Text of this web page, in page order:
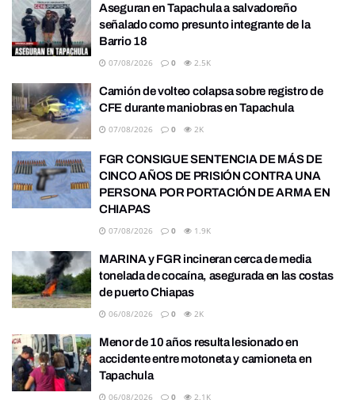
Aseguran en Tapachula a salvadoreño
señalado como presunto integrante de la
Barrio 18
07/08/2026 0 2.5K
Camión de volteo colapsa sobre registro de
CFE durante maniobras en Tapachula
07/08/2026 0 2K
FGR CONSIGUE SENTENCIA DE MÁS DE
CINCO AÑOS DE PRISIÓN CONTRA UNA
PERSONA POR PORTACIÓN DE ARMA EN
CHIAPAS
07/08/2026 0 1.9K
MARINA y FGR incineran cerca de media
tonelada de cocaína, asegurada en las costas
de puerto Chiapas
06/08/2026 0 2K
Menor de 10 años resulta lesionado en
accidente entre motoneta y camioneta en
Tapachula
06/08/2026 0 2.1K